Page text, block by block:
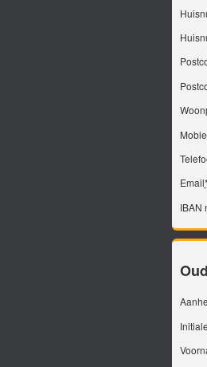
Email*
IBAN